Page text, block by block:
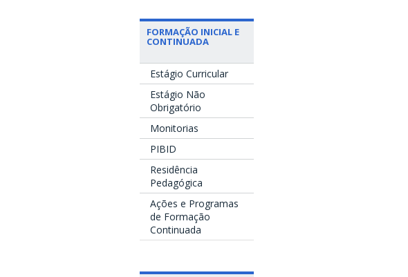
FORMAÇÃO INICIAL E
CONTINUADA
Estágio Curricular
Estágio Não
Obrigatório
Monitorias
PIBID
Residência
Pedagógica
Ações e Programas
de Formação
Continuada